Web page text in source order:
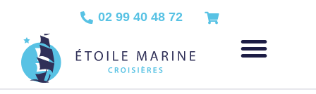
02 99 40 48 72